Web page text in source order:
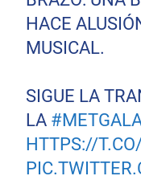
HACE
MUSICAL.
SIGUE LA
LA
HTTPS://